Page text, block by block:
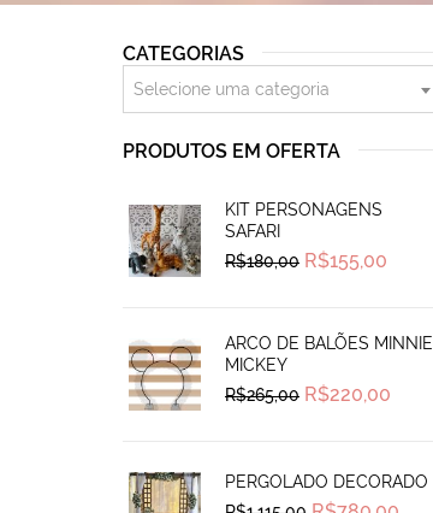
CATEGORIAS
Selecione uma categoria
PRODUTOS EM OFERTA
KIT PERSONAGENS
SAFARI
R$180,00 Original
price
R$155,00
ARCO DE BALÕES MINNIE
MICKEY
R$265,00 Original
price
R$220,00
PERGOLADO DECORADO